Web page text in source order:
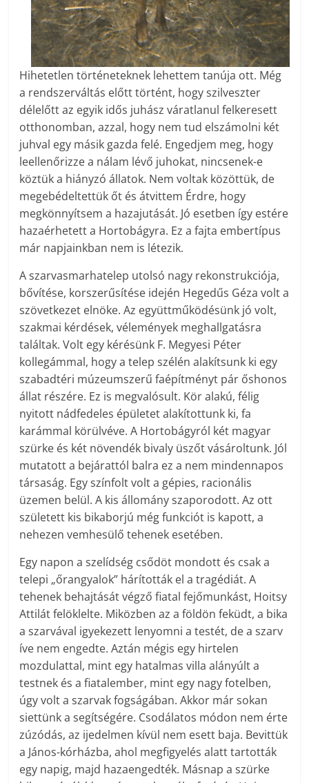
Hihetetlen történeteknek lehettem tanúja ott. Még
a rendszerváltás előtt történt, hogy szilveszter
délelőtt az egyik idős juhász váratlanul felkeresett
otthonomban, azzal, hogy nem tud elszámolni két
juhval egy másik gazda felé. Engedjem meg, hogy
leellenőrizze a nálam lévő juhokat, nincsenek-e
köztük a hiányzó állatok. Nem voltak közöttük, de
megebédeltettük őt és átvittem Érdre, hogy
megkönnyítsem a hazajutását. Jó esetben így estére
hazaérhetett a Hortobágyra. Ez a fajta embertípus
már napjainkban nem is létezik.
A szarvasmarhatelep utolsó nagy rekonstrukciója,
bővítése, korszerűsítése idején Hegedűs Géza volt a
szövetkezet elnöke. Az együttműködésünk jó volt,
szakmai kérdések, vélemények meghallgatásra
találtak. Volt egy kérésünk F. Megyesi Péter
kollegámmal, hogy a telep szélén alakítsunk ki egy
szabadtéri múzeumszerű faépítményt pár őshonos
állat részére. Ez is megvalósult. Kör alakú, félig
nyitott nádfedeles épületet alakítottunk ki, fa
karámmal körülvéve. A Hortobágyról két magyar
szürke és két növendék bivaly üszőt vásároltunk. Jól
mutatott a bejárattól balra ez a nem mindennapos
társaság. Egy színfolt volt a gépies, racionális
üzemen belül. A kis állomány szaporodott. Az ott
született kis bikaborjú még funkciót is kapott, a
nehezen vemhesülő tehenek esetében.
Egy napon a szelídség csődöt mondott és csak a
telepi „őrangyalok” hárították el a tragédiát. A
tehenek behajtását végző fiatal fejőmunkást, Hoitsy
Attilát felöklelte. Miközben az a földön feküdt, a bika
a szarvával igyekezett lenyomni a testét, de a szarv
íve nem engedte. Aztán mégis egy hirtelen
mozdulattal, mint egy hatalmas villa alányúlt a
testnek és a fiatalember, mint egy nagy fotelben,
úgy volt a szarvak fogságában. Akkor már sokan
siettünk a segítségére. Csodálatos módon nem érte
zúzódás, az ijedelmen kívül nem esett baja. Bevittük
a János-kórházba, ahol megfigyelés alatt tartották
egy napig, majd hazaengedték. Másnap a szürke